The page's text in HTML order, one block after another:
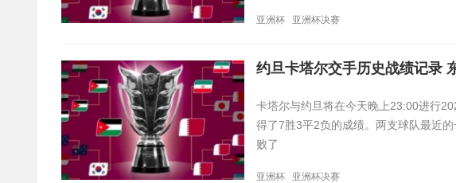
亚洲杯 亚洲杯决赛
约旦卡塔尔交手历史战绩记录
卡塔尔与约旦将在今天晚上23:00进行
得了7胜3平2负的成绩。两支球队最近
败了
亚洲杯 亚洲杯决赛